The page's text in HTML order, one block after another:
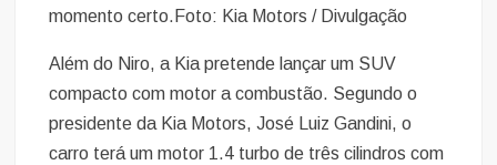
momento certo.Foto: Kia Motors / Divulgação
Além do Niro, a Kia pretende lançar um SUV
compacto com motor a combustão. Segundo o
presidente da Kia Motors, José Luiz Gandini, o
carro terá um motor 1.4 turbo de três cilindros com